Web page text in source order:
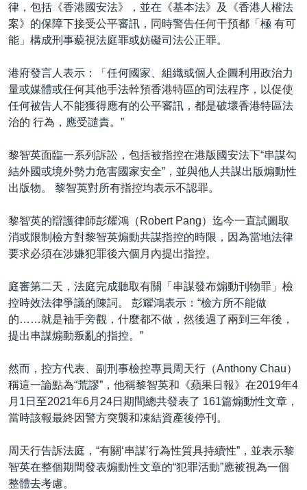
律，包括《香港國安法》，並在《基本法》及《香港人權法
案》的保障下接受公平審訊，同時警告任何干預都「極 有可
能」構成刑事藐視法庭罪或妨礙司法公正罪。
港府發言人表示：「任何國家、組織或個人企圖利用政治力
量或媒體或任何其他手法幹預香港特區的司法程序，以促使
任何被告人不能獲得應有的公平審訊，都是破壞香港特區法
治的 行為，應受譴責。”
黎智英面臨一系列訴訟，包括被指控在港版國安法下“串謀勾
結外國或境外勢力危害國家安全”，並與他人共謀出版煽動性
出版物。 黎智英對所有指控均表示不認罪。
黎智英的辯護律師彭耀鴻（Robert Pang）迄今一直試圖取
消或限制檢方對黎智英煽動共謀指控的時限，因為當地法律
要求必須在涉嫌犯罪後六個月內提出指控。
庭審第二天，法庭完成聽取有關「串謀發布煽動刊物罪」檢
控時效法律爭議的陳詞。 彭耀鴻表示：“檢方所不能做
的……就是袖手旁觀，什麼都不做，然後過了兩到三年後，
提出串謀煽動叛亂的指控。”
然而，控方代表、副刑事檢控專員周天行（Anthony Chau）
稱這一論點為“荒謬”，他稱黎智英和《蘋果日報》在2019年4
月1日至2021年6月24日期間總共發表了 161篇煽動性文章，
當時該報最終因警方突襲和凍結資產後停刊。
周天行告訴法庭，“有關‘串謀’行為性質具持續性”，並表示黎
智英在整個期間發表煽動性文章的“犯罪活動”應被視為一個
整體去考慮。